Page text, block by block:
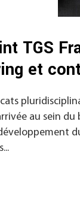
TGS
et
au sein